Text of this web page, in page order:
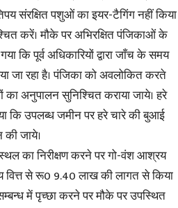
संरक्षित पशुओं का इयर-टैगिंग नहीं किया
करें। मौके पर अभिरक्षित पंजिकाओं के
कि पूर्व अधिकारियों द्वारा जाँच के समय
जा रहा है। पंजिका को अवलोकित करते
का अनुपालन सुनिश्चित कराया जाये। हरे
कि उपलब्ध जमीन पर हरे चारे की बुआई
जाये।
का निरीक्षण करने पर गो-वंश आश्रय
वित्त से रू0 9.40 लाख की लागत से किया
में पृच्छा करने पर मौके पर उपस्थित